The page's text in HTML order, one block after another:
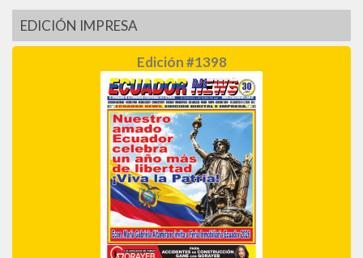
EDICIÓN IMPRESA
Edición #1398